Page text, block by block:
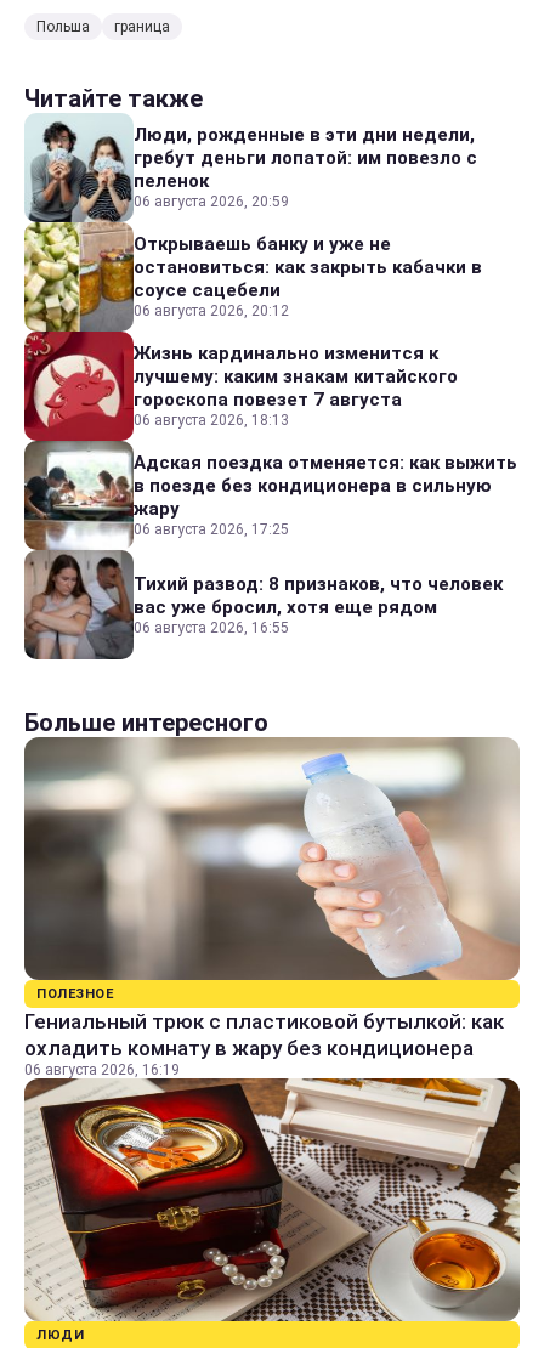
Польша граница
Читайте также
Люди, рожденные в эти дни недели,
гребут деньги лопатой: им повезло с
пеленок
06 августа 2026, 20:59
Открываешь банку и уже не
остановиться: как закрыть кабачки в
соусе сацебели
06 августа 2026, 20:12
Жизнь кардинально изменится к
лучшему: каким знакам китайского
гороскопа повезет 7 августа
06 августа 2026, 18:13
Адская поездка отменяется: как выжить
в поезде без кондиционера в сильную
жару
06 августа 2026, 17:25
Тихий развод: 8 признаков, что человек
вас уже бросил, хотя еще рядом
06 августа 2026, 16:55
Больше интересного
ПОЛЕЗНОЕ
Гениальный трюк с пластиковой бутылкой: как
охладить комнату в жару без кондиционера
06 августа 2026, 16:19
ЛЮДИ